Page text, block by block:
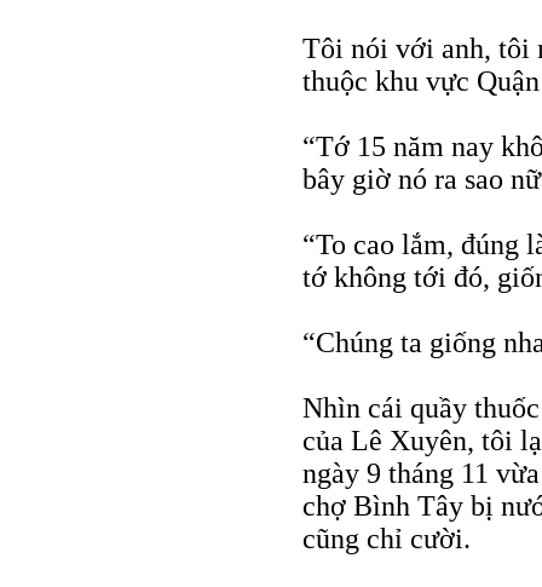
Tôi nói với anh, tôi
thuộc khu vực
“Tớ 15 năm nay
bây giờ nó ra sao
“To cao lắm, đúng
tớ không tới đó,
“Chúng ta giống
Nhìn cái quầy
của Lê Xuyên, tôi
ngày 9 tháng 11
chợ Bình Tây bị
cũng chỉ cười.